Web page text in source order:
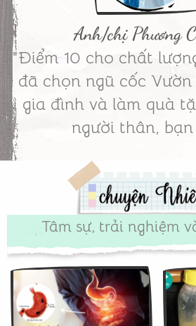
Anh/chị Phương
"Điểm 10 cho chất
đã chọn ngũ cốc
gia đình và làm quà
người thân, bạn
Tâm sự, trải nghiệm